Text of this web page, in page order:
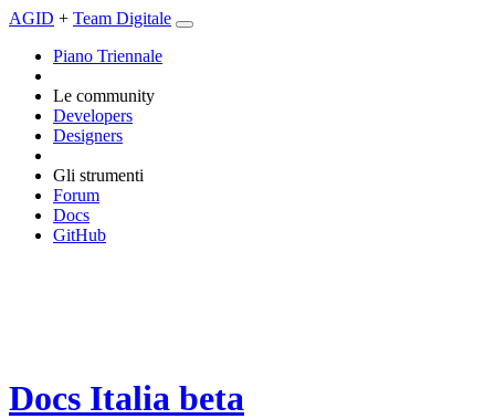
AGID + Team Digitale
Piano Triennale
Le community
Developers
Designers
Gli strumenti
Forum
Docs
GitHub
Docs Italia beta